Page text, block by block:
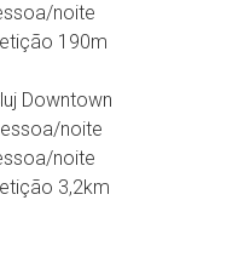
noite
190m
Downtown
noite
noite
3,2km